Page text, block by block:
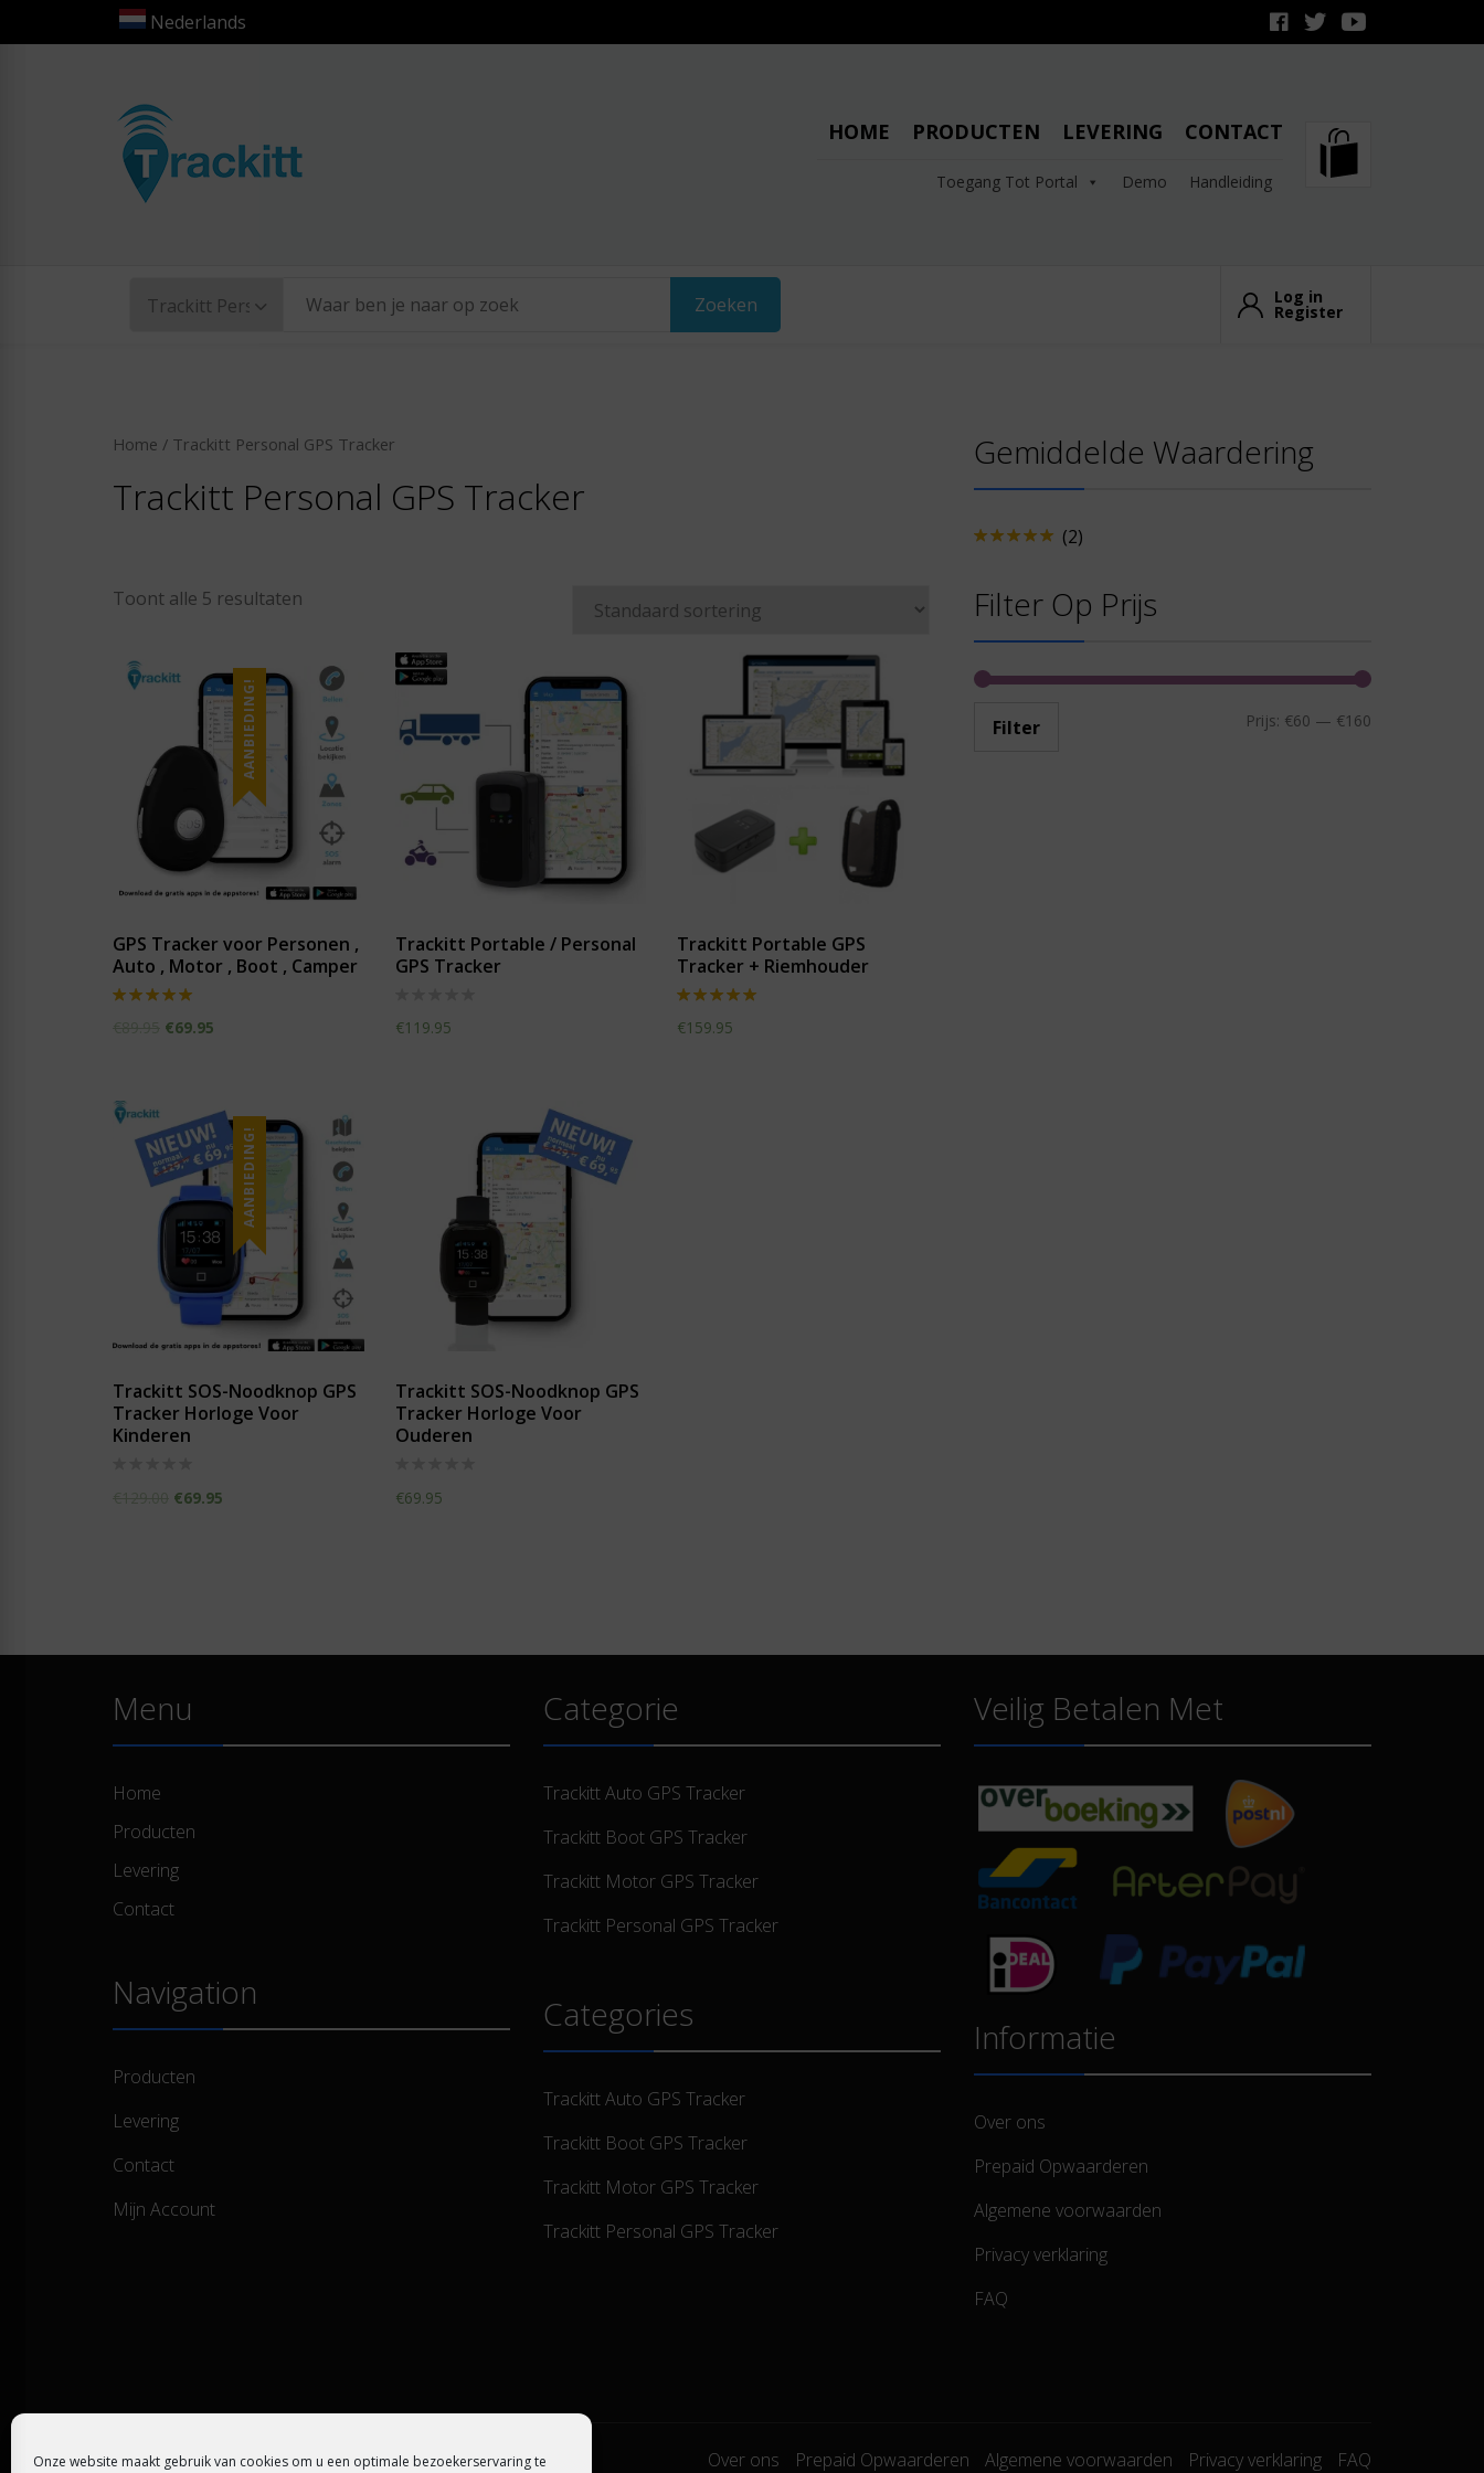
Onze website maakt gebruik van cookies om u een optimale bezoekerservaring te
Nederlands
HOME PRODUCTEN LEVERING CONTACT
Toegang Tot Portal Demo Handleiding
Zoeken Log in
Register
Home / Trackitt Personal GPS Tracker
Trackitt Personal GPS Tracker
Toont alle 5 resultaten
AANBIEDING!
GPS Tracker voor Personen ,
Auto , Motor , Boot , Camper
€69.95
Trackitt Portable / Personal
GPS Tracker
0
€119.95
Trackitt Portable GPS
Tracker + Riemhouder
5.00
€159.95
AANBIEDING!
Trackitt SOS-Noodknop GPS
Tracker Horloge Voor
Kinderen
€69.95
Trackitt SOS-Noodknop GPS
Tracker Horloge Voor
Ouderen
0
€69.95
Gemiddelde Waardering
(2)
Filter Op Prijs
Filter Prijs: €60 — €160
Menu
Home
Producten
Levering
Contact
Navigation
Producten
Levering
Contact
Mijn Account
Categorie
Trackitt Auto GPS Tracker
Trackitt Boot GPS Tracker
Trackitt Motor GPS Tracker
Trackitt Personal GPS Tracker
Categories
Trackitt Auto GPS Tracker
Trackitt Boot GPS Tracker
Trackitt Motor GPS Tracker
Trackitt Personal GPS Tracker
Veilig Betalen Met
Informatie
Over ons
Prepaid Opwaarderen
Algemene voorwaarden
Privacy verklaring
FAQ
Over ons Prepaid Opwaarderen Algemene voorwaarden Privacy verklaring FAQ